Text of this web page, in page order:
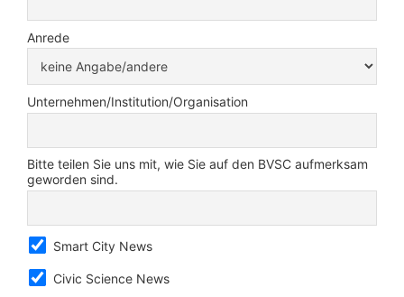
Anrede
Unternehmen/Institution/Organisation
Bitte teilen Sie uns mit, wie Sie auf den BVSC aufmerksam
geworden sind.
Smart City News
Civic Science News